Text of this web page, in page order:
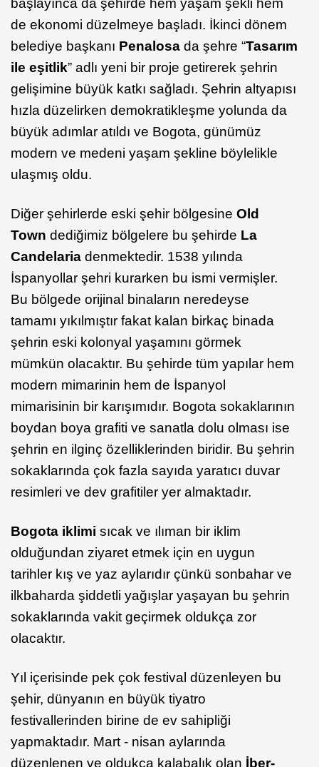
başlayınca da şehirde hem yaşam şekli hem
de ekonomi düzelmeye başladı. İkinci dönem
belediye başkanı Penalosa da şehre “Tasarım
ile eşitlik” adlı yeni bir proje getirerek şehrin
gelişimine büyük katkı sağladı. Şehrin altyapısı
hızla düzelirken demokratikleşme yolunda da
büyük adımlar atıldı ve Bogota, günümüz
modern ve medeni yaşam şekline böylelikle
ulaşmış oldu.
Diğer şehirlerde eski şehir bölgesine Old
Town dediğimiz bölgelere bu şehirde La
Candelaria denmektedir. 1538 yılında
İspanyollar şehri kurarken bu ismi vermişler.
Bu bölgede orijinal binaların neredeyse
tamamı yıkılmıştır fakat kalan birkaç binada
şehrin eski kolonyal yaşamını görmek
mümkün olacaktır. Bu şehirde tüm yapılar hem
modern mimarinin hem de İspanyol
mimarisinin bir karışımıdır. Bogota sokaklarının
boydan boya grafiti ve sanatla dolu olması ise
şehrin en ilginç özelliklerinden biridir. Bu şehrin
sokaklarında çok fazla sayıda yaratıcı duvar
resimleri ve dev grafitiler yer almaktadır.
Bogota iklimi sıcak ve ılıman bir iklim
olduğundan ziyaret etmek için en uygun
tarihler kış ve yaz aylarıdır çünkü sonbahar ve
ilkbaharda şiddetli yağışlar yaşayan bu şehrin
sokaklarında vakit geçirmek oldukça zor
olacaktır.
Yıl içerisinde pek çok festival düzenleyen bu
şehir, dünyanın en büyük tiyatro
festivallerinden birine de ev sahipliği
yapmaktadır. Mart - nisan aylarında
düzenlenen ve oldukça kalabalık olan İber-